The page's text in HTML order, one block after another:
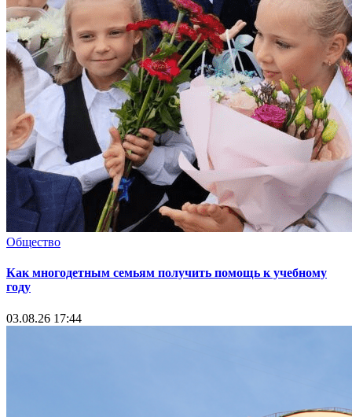
Общество
Как многодетным семьям получить помощь к учебному
году
03.08.26 17:44